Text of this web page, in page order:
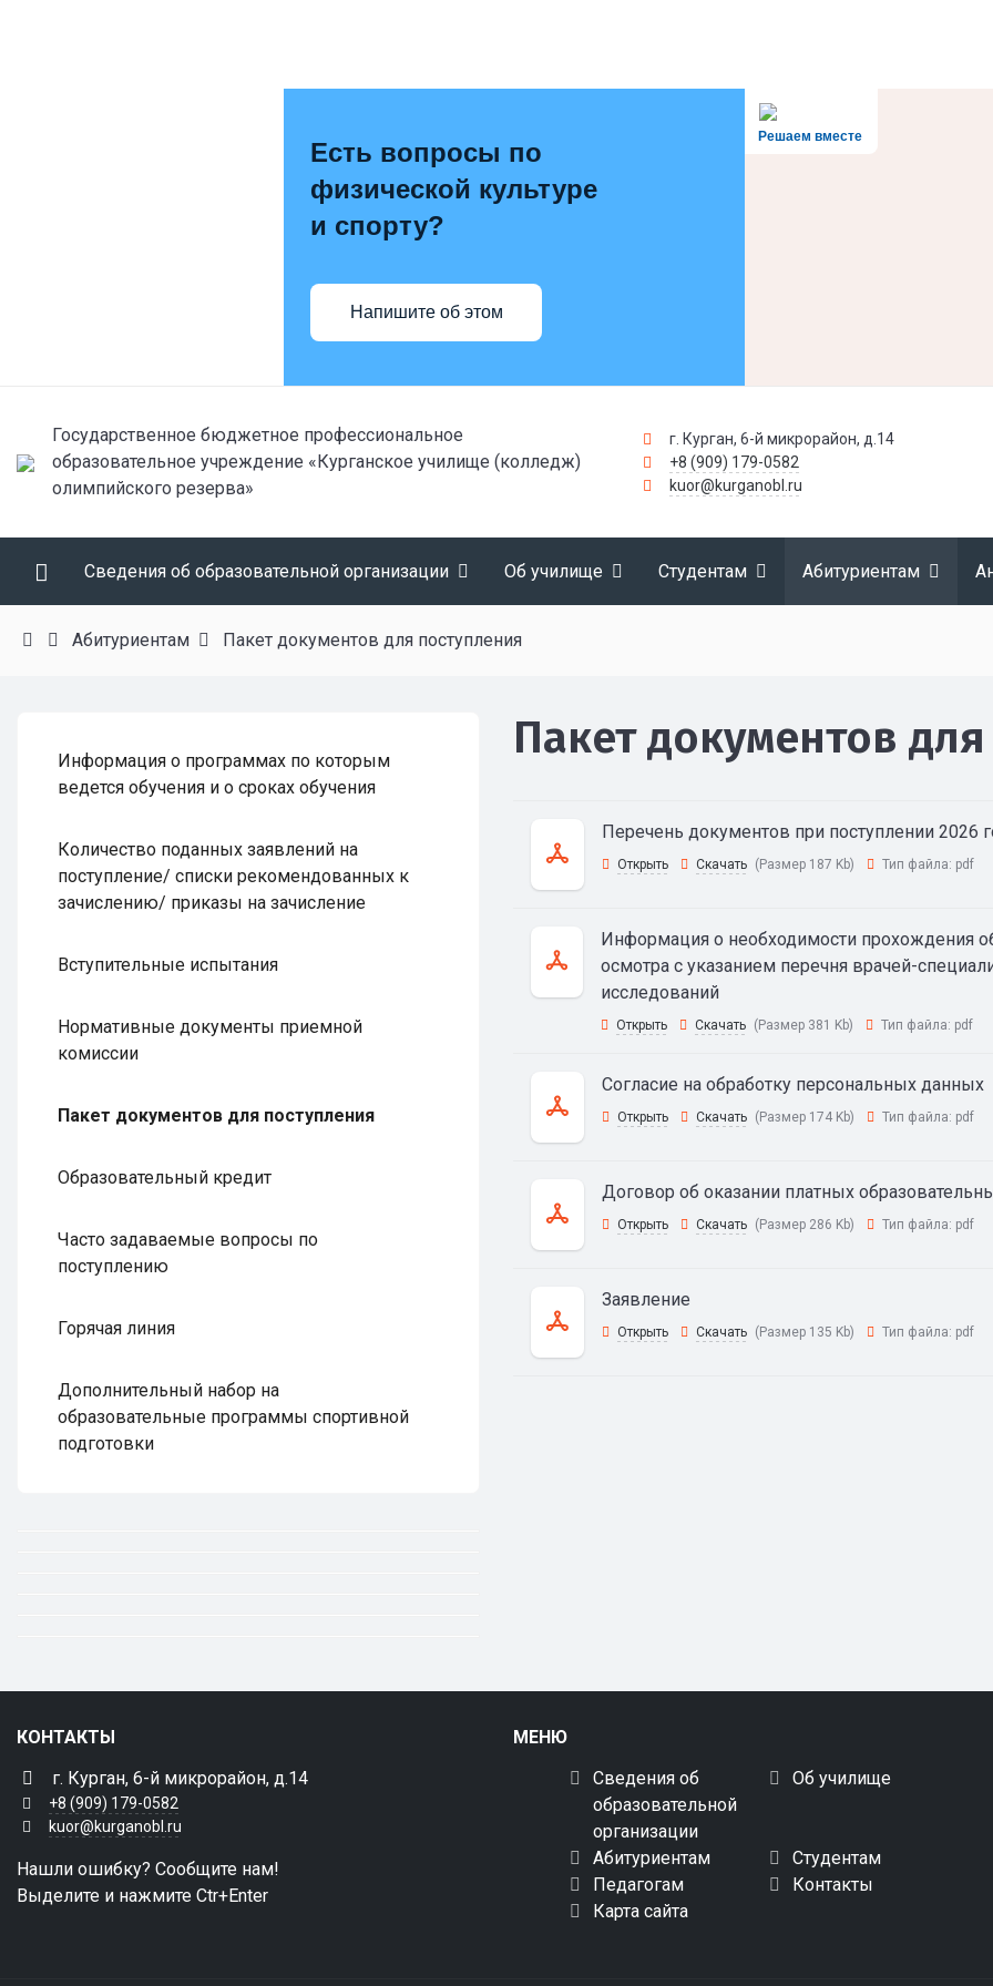
Решаем вместе
Есть вопросы по
физической культуре
и спорту?
Напишите об этом
Государственное бюджетное профессиональное
образовательное учреждение «Курганское училище (колледж)
олимпийского резерва»
г. Курган, 6-й микрорайон, д.14
+8 (909) 179-0582
kuor@kurganobl.ru
Сведения об образовательной организации Об училище Студентам Абитуриентам
Абитуриентам Пакет документов для поступления
Информация о программах по которым
ведется обучения и о сроках обучения
Количество поданных заявлений на
поступление/ списки рекомендованных к
зачислению/ приказы на зачисление
Вступительные испытания
Нормативные документы приемной
комиссии
Пакет документов для поступления
Образовательный кредит
Часто задаваемые вопросы по
поступлению
Горячая линия
Дополнительный набор на
образовательные программы спортивной
подготовки
Пакет документов
Перечень документов при поступлении 2026
Открыть Скачать (Размер 187 Kb) Тип файла: pdf
Информация о необходимости прохождения
осмотра с указанием перечня врачей-
исследований
Открыть Скачать (Размер 381 Kb) Тип файла: pdf
Согласие на обработку персональных данных
Открыть Скачать (Размер 174 Kb) Тип файла: pdf
Договор об оказании платных
Открыть Скачать (Размер 286 Kb) Тип файла: pdf
Заявление
Открыть Скачать (Размер 135 Kb) Тип файла: pdf
КОНТАКТЫ
г. Курган, 6-й микрорайон, д.14
+8 (909) 179-0582
kuor@kurganobl.ru
Нашли ошибку? Сообщите нам!
Выделите и нажмите Ctr+Enter
МЕНЮ
Сведения об
образовательной
организации
Об училище
Абитуриентам
Студентам
Педагогам
Контакты
Карта сайта